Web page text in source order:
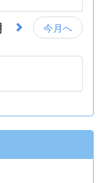
今月へ